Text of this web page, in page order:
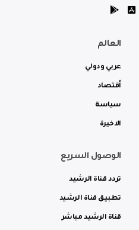
العالم
عربي ودولي
أقتصاد
سياسة
الاخيرة
الوصول السريع
تردد قناة الرشيد
تطبيق قناة الرشيد
قناة الرشيد مباشر